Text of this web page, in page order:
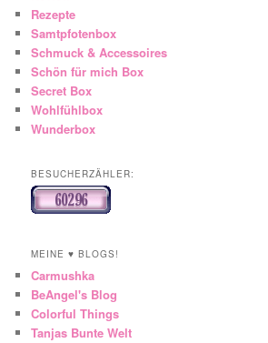
Rezepte
Samtpfotenbox
Schmuck & Accessoires
Schön für mich Box
Secret Box
Wohlfühlbox
Wunderbox
BESUCHERZÄHLER:
MEINE ♥ BLOGS!
Carmushka
BeAngel's Blog
Colorful Things
Tanjas Bunte Welt